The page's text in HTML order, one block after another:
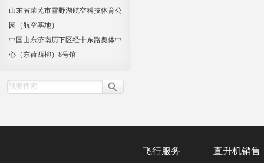
山东省莱芜市雪野湖航空科技体育公
园（航空基地）
中国山东济南历下区经十东路奥体中
心（东荷西柳）8号馆
飞行服务 直升机销售